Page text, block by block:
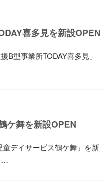
喜多見を新設OPEN
B型事業所TODAY喜多見」
ケ舞を新設OPEN
デイサービス鶴ケ舞」を新
…